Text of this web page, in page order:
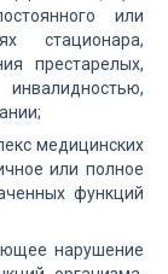
или
стационара,
престарелых,
медицинских
или полное
функций
нарушение